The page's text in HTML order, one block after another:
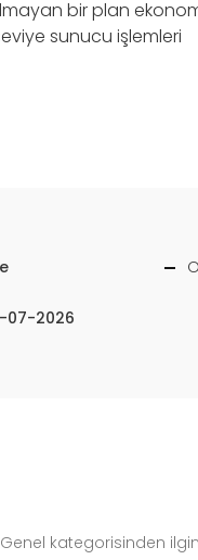
bir plan
sunucu işlemleri
07-2026
Genel kategorisinden